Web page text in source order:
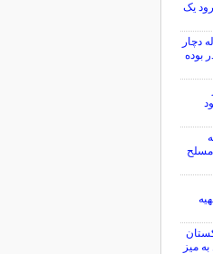
یک
دچار
بوده
مسلح
میز